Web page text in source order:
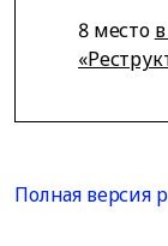
8 место
Полная версия